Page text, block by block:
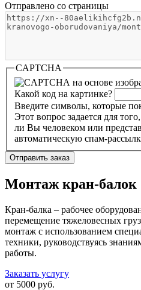
Отправлено со страницы
CAPTCHA
Какой код на картинке?
Введите символы, которые
Этот вопрос задается для
ли Вы человеком или
автоматическую спам-
Монтаж кран-балок
Кран-балка – рабочее
перемещение тяжеловесных
монтаж с использованием
техники, руководствуясь
работы.
Заказать услугу
от 5000 руб.